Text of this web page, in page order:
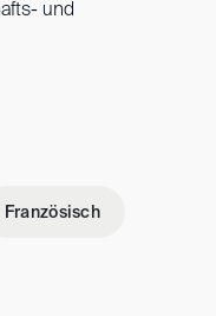
und
Französisch